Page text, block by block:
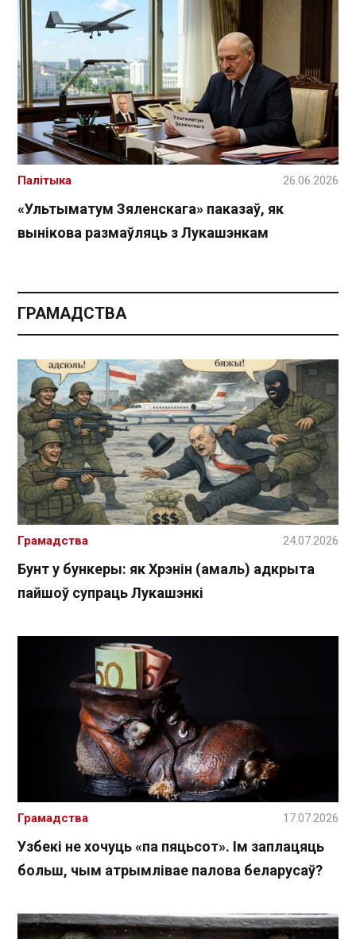
«Ультыматум Зяленскага» паказаў, як
вынікова размаўляць з Лукашэнкам
Палітыка 26.06.2026
ГРАМАДСТВА
Бунт у бункеры: як Хрэнін (амаль) адкрыта
пайшоў супраць Лукашэнкі
Грамадства 24.07.2026
Узбекі не хочуць «па пяцьсот». Ім заплацяць
больш, чым атрымлівае палова беларусаў?
Грамадства 17.07.2026